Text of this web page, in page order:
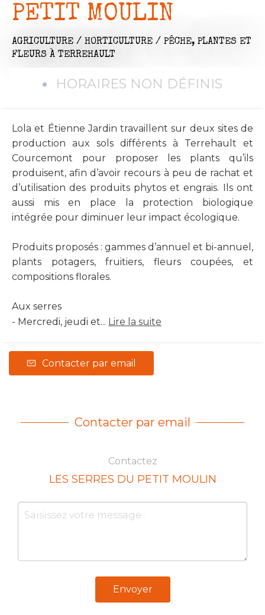
PETIT MOULIN
AGRICULTURE / HORTICULTURE / PÊCHE, PLANTES ET
FLEURS À TERREHAULT
HORAIRES NON DÉFINIS
Lola et Étienne Jardin travaillent sur deux sites de
production aux sols différents à Terrehault et
Courcemont pour proposer les plants qu’ils
produisent, afin d’avoir recours à peu de rachat et
d’utilisation des produits phytos et engrais. Ils ont
aussi mis en place la protection biologique
intégrée pour diminuer leur impact écologique.
Produits proposés : gammes d’annuel et bi-annuel,
plants potagers, fruitiers, fleurs coupées, et
compositions florales.
Aux serres
- Mercredi, jeudi et... Lire la suite
Contacter par email
Contacter par email
Contactez
LES SERRES DU PETIT MOULIN
Envoyer